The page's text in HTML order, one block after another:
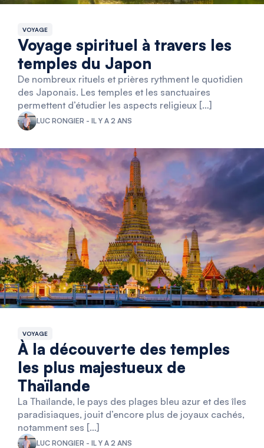
VOYAGE
Voyage spirituel à travers les
temples du Japon
De nombreux rituels et prières rythment le quotidien
des Japonais. Les temples et les sanctuaires
permettent d’étudier les aspects religieux […]
LUC RONGIER - IL Y A 2 ANS
VOYAGE
À la découverte des temples
les plus majestueux de
Thaïlande
La Thaïlande, le pays des plages bleu azur et des îles
paradisiaques, jouit d’encore plus de joyaux cachés,
notamment ses […]
LUC RONGIER - IL Y A 2 ANS